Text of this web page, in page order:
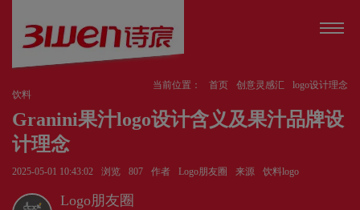
当前位置： 首页 创意灵感汇
logo设计理念
饮料
Granini果汁logo设计含义及果汁品牌设
计理念
2025-05-01 10:43:02 浏览 807 作者 Logo朋友圈 来源 饮料logo
Logo朋友圈